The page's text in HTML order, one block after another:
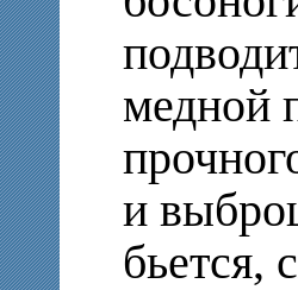
медной
и
бьется,